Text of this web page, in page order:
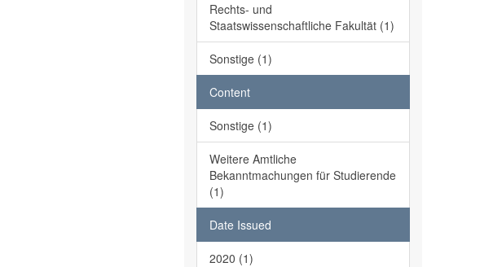
Rechts- und
Staatswissenschaftliche Fakultät (1)
Sonstige (1)
Content
Sonstige (1)
Weitere Amtliche
Bekanntmachungen für Studierende
(1)
Date Issued
2020 (1)